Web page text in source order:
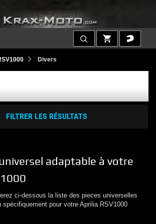
Divers
FILTRER LES RÉSULTATS
adaptable à votre
ci-dessous la liste des pieces universelles
spécifiquement pour votre Aprilia RSV1000